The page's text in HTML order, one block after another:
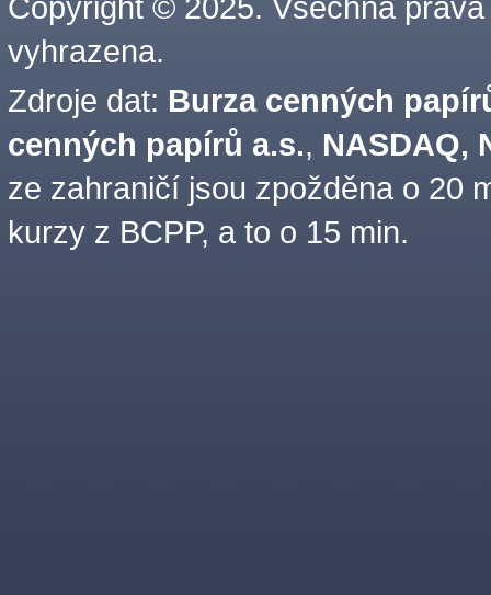
Copyright © 2025. Všechna práva
vyhrazena.
Zdroje dat: Burza cenných
cenných papírů a.s., NASDAQ,
ze zahraničí jsou zpožděna o 20
kurzy z BCPP, a to o 15 min.